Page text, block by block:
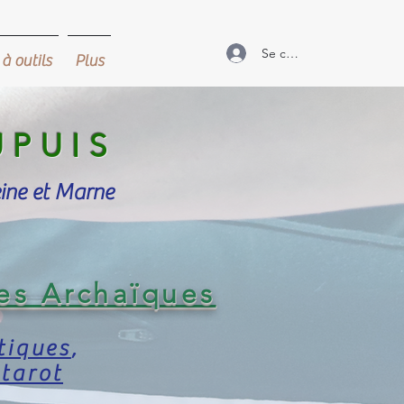
outils Plus Se connecter
et Marne
Archaïques
,
tarot